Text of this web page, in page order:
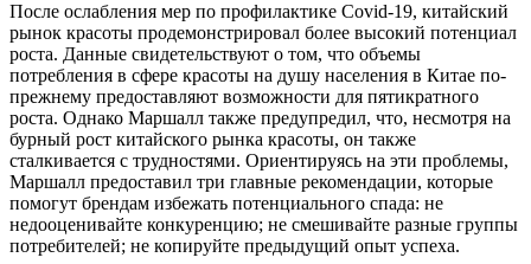
После ослабления мер по профилактике Covid-19, китайский
рынок красоты продемонстрировал более высокий потенциал
роста. Данные свидетельствуют о том, что объемы
потребления в сфере красоты на душу населения в Китае по-
прежнему предоставляют возможности для пятикратного
роста. Однако Маршалл также предупредил, что, несмотря на
бурный рост китайского рынка красоты, он также
сталкивается с трудностями. Ориентируясь на эти проблемы,
Маршалл предоставил три главные рекомендации, которые
помогут брендам избежать потенциального спада: не
недооценивайте конкуренцию; не смешивайте разные группы
потребителей; не копируйте предыдущий опыт успеха.